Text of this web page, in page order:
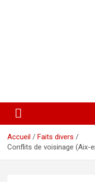
Accueil
Faits divers
Conflits de voisinage (Aix-